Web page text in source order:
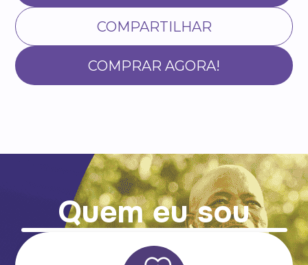
COMPARTILHAR
COMPRAR AGORA!
Quem eu sou